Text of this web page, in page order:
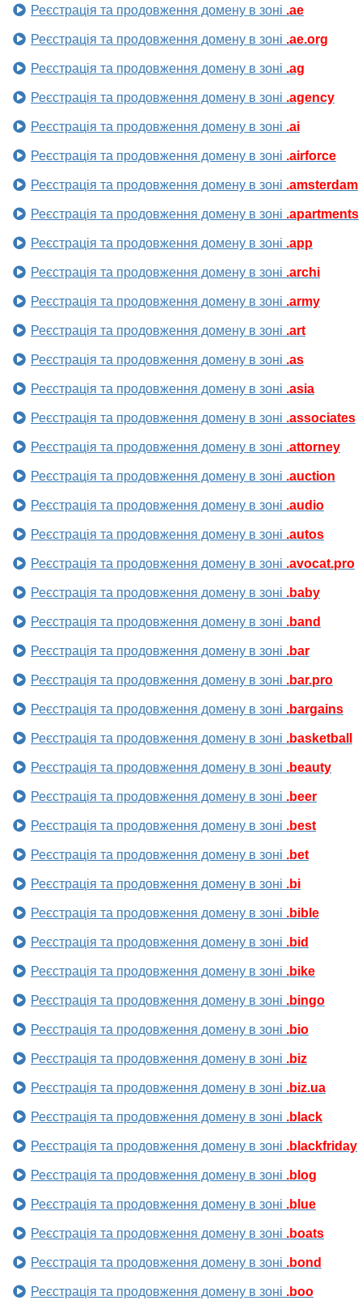
Реєстрація та продовження домену в зоні .ae
Реєстрація та продовження домену в зоні .ae.org
Реєстрація та продовження домену в зоні .ag
Реєстрація та продовження домену в зоні .agency
Реєстрація та продовження домену в зоні .ai
Реєстрація та продовження домену в зоні .airforce
Реєстрація та продовження домену в зоні .amsterdam
Реєстрація та продовження домену в зоні .apartments
Реєстрація та продовження домену в зоні .app
Реєстрація та продовження домену в зоні .archi
Реєстрація та продовження домену в зоні .army
Реєстрація та продовження домену в зоні .art
Реєстрація та продовження домену в зоні .as
Реєстрація та продовження домену в зоні .asia
Реєстрація та продовження домену в зоні .associates
Реєстрація та продовження домену в зоні .attorney
Реєстрація та продовження домену в зоні .auction
Реєстрація та продовження домену в зоні .audio
Реєстрація та продовження домену в зоні .autos
Реєстрація та продовження домену в зоні .avocat.pro
Реєстрація та продовження домену в зоні .baby
Реєстрація та продовження домену в зоні .band
Реєстрація та продовження домену в зоні .bar
Реєстрація та продовження домену в зоні .bar.pro
Реєстрація та продовження домену в зоні .bargains
Реєстрація та продовження домену в зоні .basketball
Реєстрація та продовження домену в зоні .beauty
Реєстрація та продовження домену в зоні .beer
Реєстрація та продовження домену в зоні .best
Реєстрація та продовження домену в зоні .bet
Реєстрація та продовження домену в зоні .bi
Реєстрація та продовження домену в зоні .bible
Реєстрація та продовження домену в зоні .bid
Реєстрація та продовження домену в зоні .bike
Реєстрація та продовження домену в зоні .bingo
Реєстрація та продовження домену в зоні .bio
Реєстрація та продовження домену в зоні .biz
Реєстрація та продовження домену в зоні .biz.ua
Реєстрація та продовження домену в зоні .black
Реєстрація та продовження домену в зоні .blackfriday
Реєстрація та продовження домену в зоні .blog
Реєстрація та продовження домену в зоні .blue
Реєстрація та продовження домену в зоні .boats
Реєстрація та продовження домену в зоні .bond
Реєстрація та продовження домену в зоні .boo